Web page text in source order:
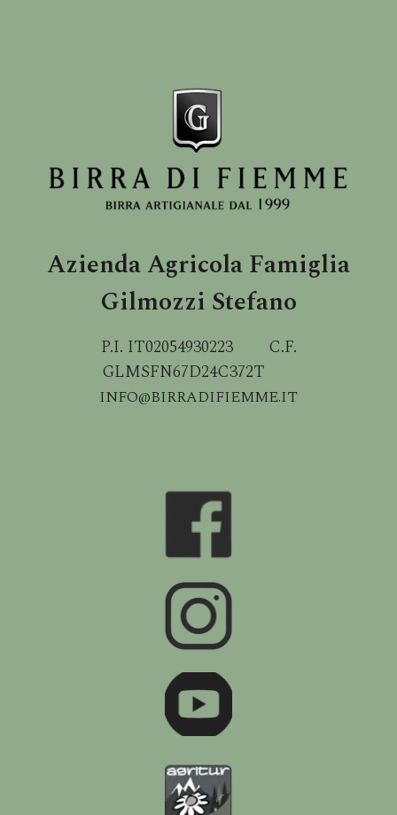
Azienda Agricola Famiglia
Gilmozzi Stefano
P.I. IT02054930223 C.F.
GLMSFN67D24C372T
INFO@BIRRADIFIEMME.IT